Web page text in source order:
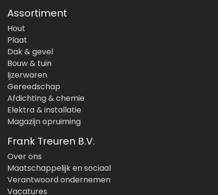
Assortiment
Hout
Plaat
Dak & gevel
Bouw & tuin
Ijzerwaren
Gereedschap
Afdichting & chemie
Elektra & installatie
Magazijn opruiming
Frank Treuren B.V.
Over ons
Maatschappelijk en sociaal
Verantwoord ondernemen
Vacatures